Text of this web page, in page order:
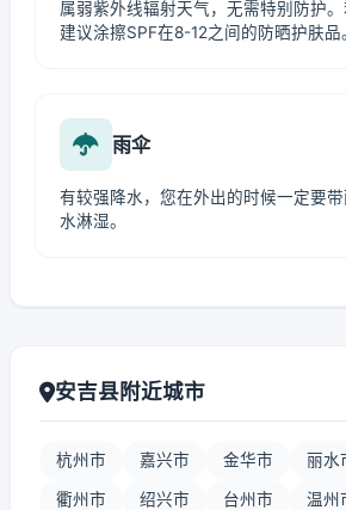
属弱紫外线辐射天气，无需特别防护。
建议涂擦SPF在8-12之间的防晒护肤品
雨伞
有较强降水，您在外出的时候一定要
水淋湿。
安吉县附近城市
杭州市 嘉兴市 金华市 丽水
衢州市 绍兴市 台州市 温州